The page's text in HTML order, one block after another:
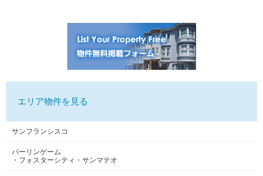
エリア物件を見る
サンフランシスコ
バーリンゲーム
・フォスターシティ・サンマテオ